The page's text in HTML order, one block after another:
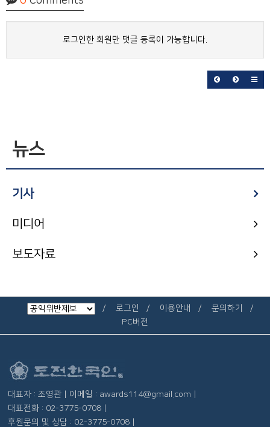
로그인한 회원만 댓글 등록이 가능합니다.
뉴스
기사
미디어
보도자료
로그인 이용안내
문의하기
PC버전
대표자 : 조영관 | 이메일 : awards114@gmail.com |
대표전화 : 02-3775-0708 |
후원문의 및 상담 : 02-3775-0708 |